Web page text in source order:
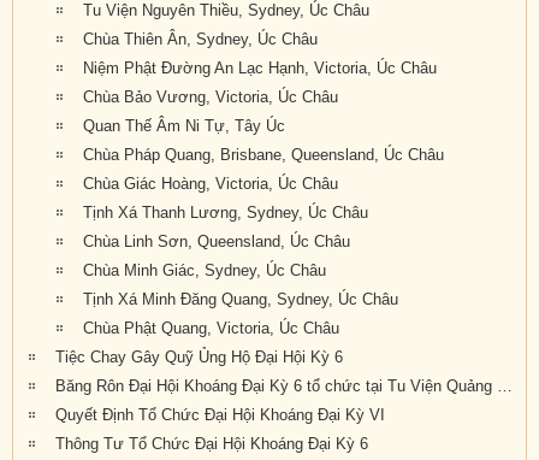
Tu Viện Nguyên Thiều, Sydney, Úc Châu
Chùa Thiên Ân, Sydney, Úc Châu
Niệm Phật Đường An Lạc Hạnh, Victoria, Úc Châu
Chùa Bảo Vương, Victoria, Úc Châu
Quan Thế Âm Ni Tự, Tây Úc
Chùa Pháp Quang, Brisbane, Queensland, Úc Châu
Chùa Giác Hoàng, Victoria, Úc Châu
Tịnh Xá Thanh Lương, Sydney, Úc Châu
Chùa Linh Sơn, Queensland, Úc Châu
Chùa Minh Giác, Sydney, Úc Châu
Tịnh Xá Minh Đăng Quang, Sydney, Úc Châu
Chùa Phật Quang, Victoria, Úc Châu
Tiệc Chay Gây Quỹ Ủng Hộ Đại Hội Kỳ 6
Băng Rôn Đại Hội Khoáng Đại Kỳ 6 tổ chức tại Tu Viện Quảng Đức từ ngày 20 đến 22 tháng 9 năm 2019
Quyết Định Tổ Chức Đại Hội Khoáng Đại Kỳ VI
Thông Tư Tổ Chức Đại Hội Khoáng Đại Kỳ 6